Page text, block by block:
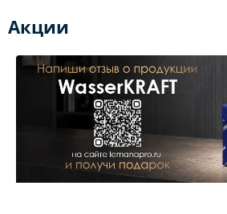
Акции